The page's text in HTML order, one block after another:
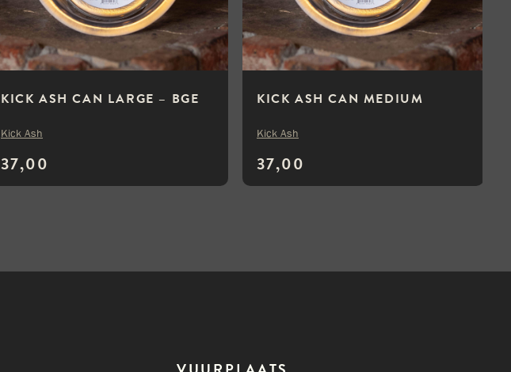
KICK ASH CAN LARGE – BGE
37,00
Kick Ash
KICK ASH CAN MEDIUM
37,00
Kick Ash